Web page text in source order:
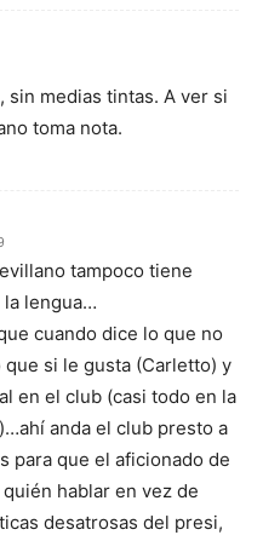
sin medias tintas. A ver si
toma nota.
tampoco tiene
la lengua…
cuando dice lo que no
que si le gusta (Carletto) y
en el club (casi todo en la
anda el club presto a
para que el aficionado de
hablar en vez de
desatrosas del presi,